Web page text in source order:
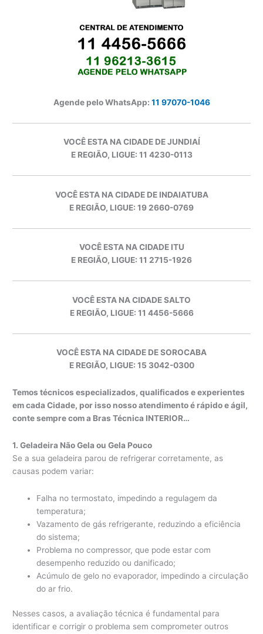
Agende pelo WhatsApp: 11 97070-1046
VOCÊ ESTA NA CIDADE DE JUNDIAÍ
E REGIÃO, LIGUE: 11 4230-0113
VOCÊ ESTA NA CIDADE DE INDAIATUBA
E REGIÃO, LIGUE: 19 2660-0769
VOCÊ ESTA NA CIDADE ITU
E REGIÃO, LIGUE: 11 2715-1926
VOCÊ ESTA NA CIDADE SALTO
E REGIÃO, LIGUE: 11 4456-5666
VOCÊ ESTA NA CIDADE DE SOROCABA
E REGIÃO, LIGUE: 15 3042-0300
Temos técnicos especializados, qualificados e experientes
em cada Cidade, por isso nosso atendimento é rápido e ágil,
conte sempre com a Bras Técnica INTERIOR…
1. Geladeira Não Gela ou Gela Pouco
Se a sua geladeira parou de refrigerar corretamente, as
causas podem variar:
Falha no termostato, impedindo a regulagem da
temperatura;
Vazamento de gás refrigerante, reduzindo a eficiência
do sistema;
Problema no compressor, que pode estar com
desempenho reduzido ou danificado;
Acúmulo de gelo no evaporador, impedindo a circulação
do ar frio.
Nesses casos, a avaliação técnica é fundamental para
identificar e corrigir o problema sem comprometer outros